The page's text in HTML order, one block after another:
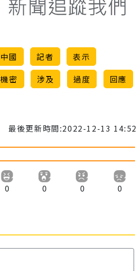
中國 記者
表示
機密 涉及 過度 回應
最後更新時間:2022-12-13 14:52
0 0 0 0